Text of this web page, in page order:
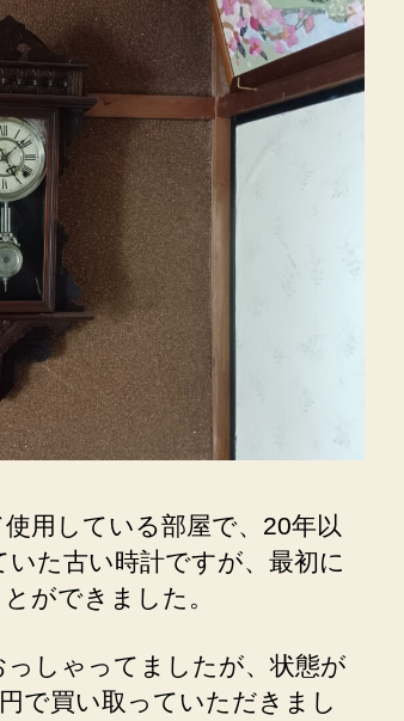
用している部屋で、20年以
いた古い時計ですが、最初に
ができました。
しゃってましたが、状態が
で買い取っていただきまし